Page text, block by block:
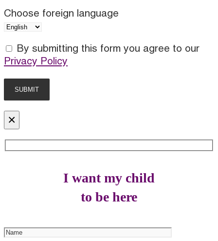
Choose foreign language
By submitting this form you agree to our
Privacy Policy
×
I want my child
to be here